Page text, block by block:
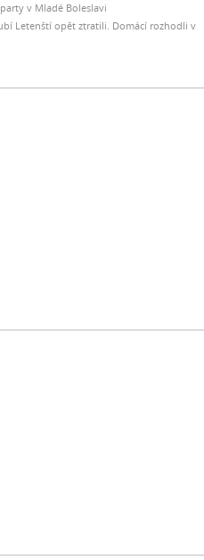
v Mladé Boleslavi
Letenští opět ztratili. Domácí rozhodli v